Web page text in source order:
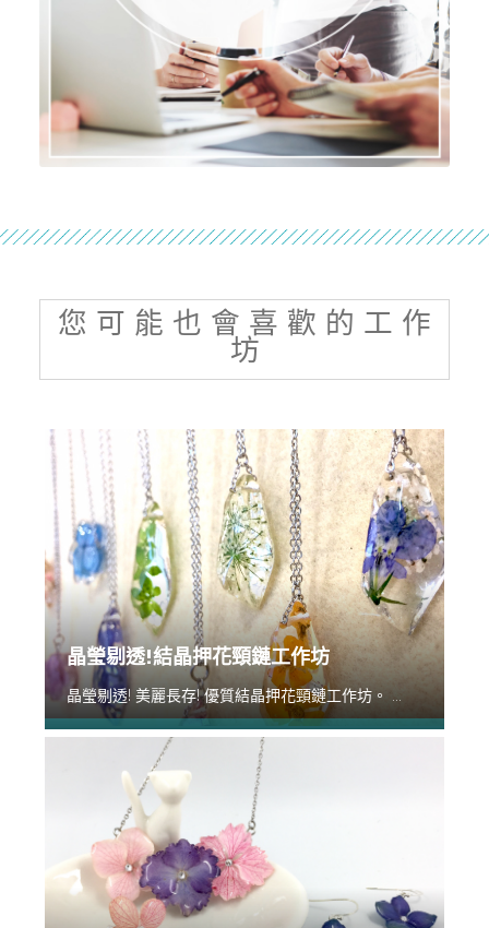
您 可 能 也 會 喜 歡 的 工 作
坊
晶瑩剔透!結晶押花頸鏈工作坊
晶瑩剔透! 美麗長存! 優質結晶押花頸鏈工作坊。 ...